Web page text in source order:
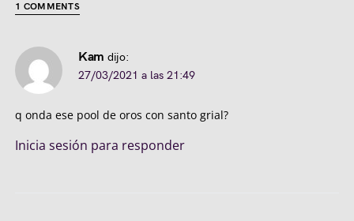
1 COMMENTS
Kam dijo:
27/03/2021 a las 21:49
q onda ese pool de oros con santo grial?
Inicia sesión para responder